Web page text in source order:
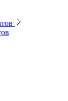
контроля